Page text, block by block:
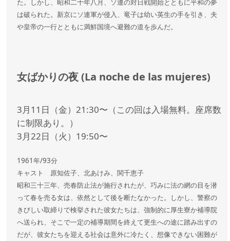
た。しかし、昭和二十年八月、ソ連の対日戦開始とともに平和の夢
は破られた。新京にソ連軍が侵入、竜子は幼い英生の手を引き、夫
や皇帝の一行とともに満鮮国境へ避難の道を歩んだ。
女ばかりの夜 (La noche de las mujeres)
3月11日（金）21:30〜（この回は入場無料。座席数
に制限あり。）
3月22日（火）19:50〜
1961年/93分
キャスト 原知佐子、北あけみ、関千恵子
昭和三十三年、売春防止法が施行されたが、巧みに法の網の目を潜
って春を売る女は、依然として後を断たなかった。しかし、警察の
きびしい取締りで検挙された彼女たちは、強制的に厚生寮か補導院
へ送られ、そこで一定の補導期間を終えて更生への途に踏み出すの
だが、彼女たちを迎える社会は意外に冷たく、想像できない困難が